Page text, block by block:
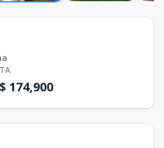
174,900